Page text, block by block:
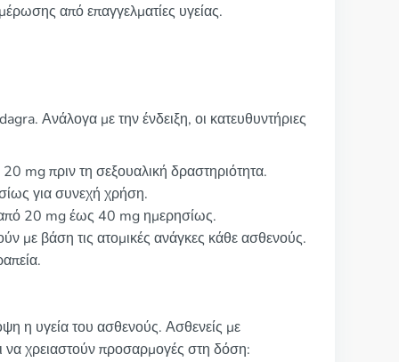
από επαγγελματίες υγείας.
Ανάλογα με την ένδειξη, οι κατευθυντήριες
mg πριν τη σεξουαλική δραστηριότητα.
για συνεχή χρήση.
από 20 mg έως 40 mg ημερησίως.
με βάση τις ατομικές ανάγκες κάθε ασθενούς.
η υγεία του ασθενούς. Ασθενείς με
να χρειαστούν προσαρμογές στη δόση: